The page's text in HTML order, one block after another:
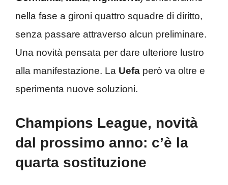
nella fase a gironi quattro squadre di diritto,
senza passare attraverso alcun preliminare.
Una novità pensata per dare ulteriore lustro
alla manifestazione. La Uefa però va oltre e
sperimenta nuove soluzioni.
Champions League, novità
dal prossimo anno: c’è la
quarta sostituzione